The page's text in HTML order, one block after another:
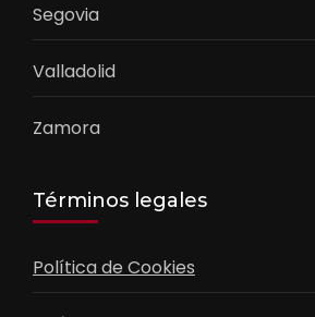
Segovia
Valladolid
Zamora
Términos legales
Política de Cookies